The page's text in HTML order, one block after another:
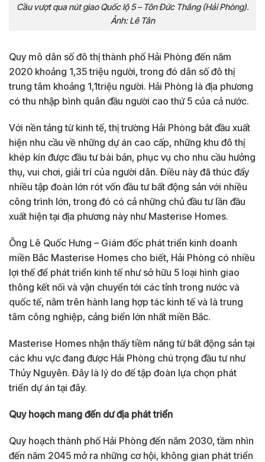
Cầu vượt qua nút giao Quốc lộ 5 – Tôn Đức Thắng (Hải Phòng).
Ảnh: Lê Tân
Quy mô dân số đô thị thành phố Hải Phòng đến năm
2020 khoảng 1,35 triệu người, trong đó dân số đô thị
trung tâm khoảng 1,1triệu người. Hải Phòng là địa phương
có thu nhập bình quân đầu người cao thứ 5 của cả nước.
Với nền tảng từ kinh tế, thị trường Hải Phòng bắt đầu xuất
hiện nhu cầu về những dự án cao cấp, những khu đô thị
khép kín được đầu tư bài bản, phục vụ cho nhu cầu hưởng
thụ, vui chơi, giải trí của người dân. Điều này đã thúc đẩy
nhiều tập đoàn lớn rót vốn đầu tư bất động sản với nhiều
công trình lớn, trong đó có cả những chủ đầu tư lần đầu
xuất hiện tại địa phương này như Masterise Homes.
Ông Lê Quốc Hưng – Giám đốc phát triển kinh doanh
miền Bắc Masterise Homes cho biết, Hải Phòng có nhiều
lợi thế để phát triển kinh tế như sở hữu 5 loại hình giao
thông kết nối và vận chuyển tới các tỉnh trong nước và
quốc tế, nằm trên hành lang hợp tác kinh tế và là trung
tâm công nghiệp, cảng biển lớn nhất miền Bắc.
Masterise Homes nhận thấy tiềm năng từ bất động sản tại
các khu vực đang được Hải Phòng chú trọng đầu tư như
Thủy Nguyên. Đây là lý do để tập đoàn lựa chọn phát
triển dự án tại đây.
Quy hoạch mang đến dư địa phát triển
Quy hoạch thành phố Hải Phòng đến năm 2030, tầm nhìn
đến năm 2045 mở ra những cơ hội, không gian phát triển